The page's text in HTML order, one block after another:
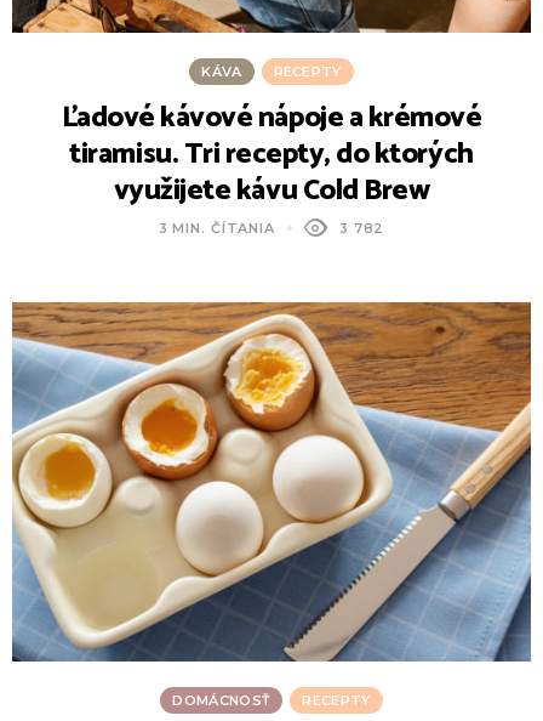
KÁVA RECEPTY
Ľadové kávové nápoje a krémové
tiramisu. Tri recepty, do ktorých
využijete kávu Cold Brew
3 MIN. ČÍTANIA 3 782
DOMÁCNOSŤ RECEPTY